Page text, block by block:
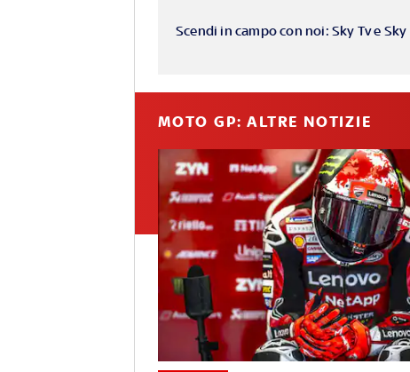
Scendi in campo con noi: Sky Tv e
MOTO GP: ALTRE NOTIZIE